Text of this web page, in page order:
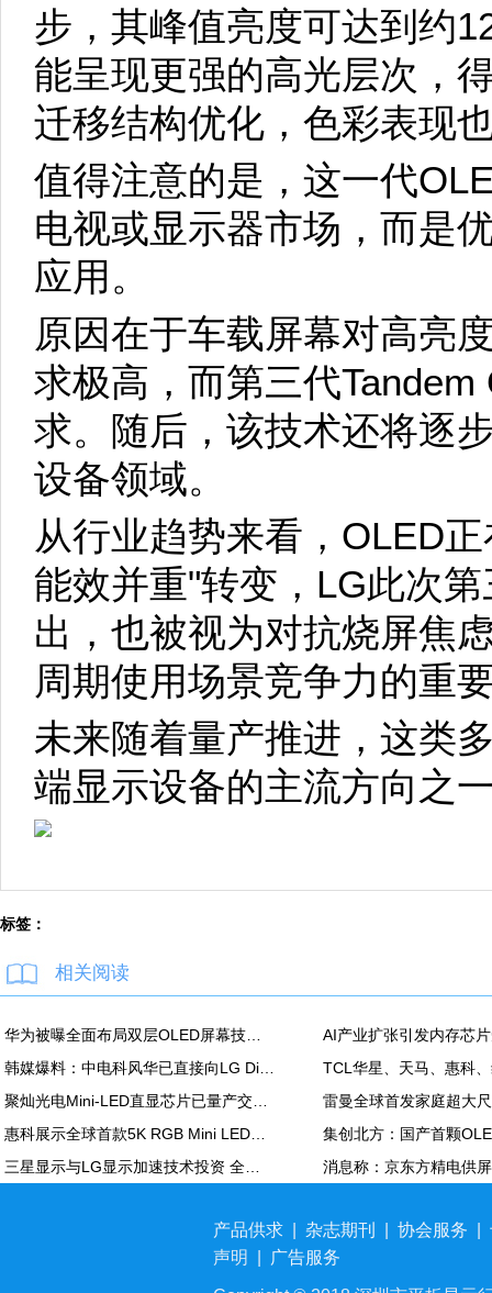
步，其峰值亮度可达到约
能呈现更强的高光层次，
迁移结构优化，色彩表现
值得注意的是，这一代
电视或显示器市场，而是
应用。
原因在于车载屏幕对高亮
求极高，而第三代
求。随后，该技术还将逐
设备领域。
从行业趋势来看，OLED
能效并重"转变，LG此次
出，也被视为对抗烧屏焦
周期使用场景竞争力的重
未来随着量产推进，这类
端显示设备的主流方向之
标签：
相关阅读
产品供求 杂志期刊 协会服务
声明
广告服务